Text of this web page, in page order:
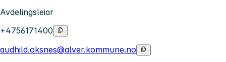
Avdelingsleiar
+4756171400
audhild.oksnes@alver.kommune.no